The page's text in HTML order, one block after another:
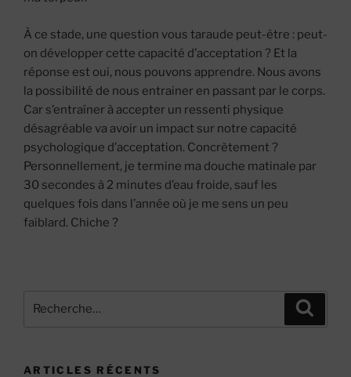
À ce stade, une question vous taraude peut-être : peut-
on développer cette capacité d’acceptation ? Et la
réponse est oui, nous pouvons apprendre. Nous avons
la possibilité de nous entrainer en passant par le corps.
Car s’entraîner à accepter un ressenti physique
désagréable va avoir un impact sur notre capacité
psychologique d’acceptation. Concrètement ?
Personnellement, je termine ma douche matinale par
30 secondes à 2 minutes d’eau froide, sauf les
quelques fois dans l’année où je me sens un peu
faiblard. Chiche ?
ARTICLES RÉCENTS